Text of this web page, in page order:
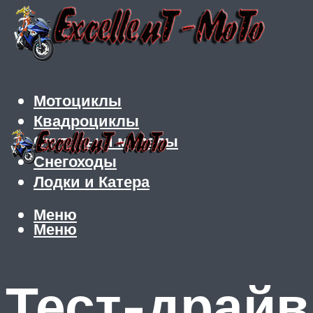
Мотоциклы
Квадроциклы
Скутеры и мопеды
Снегоходы
Лодки и Катера
Меню
Меню